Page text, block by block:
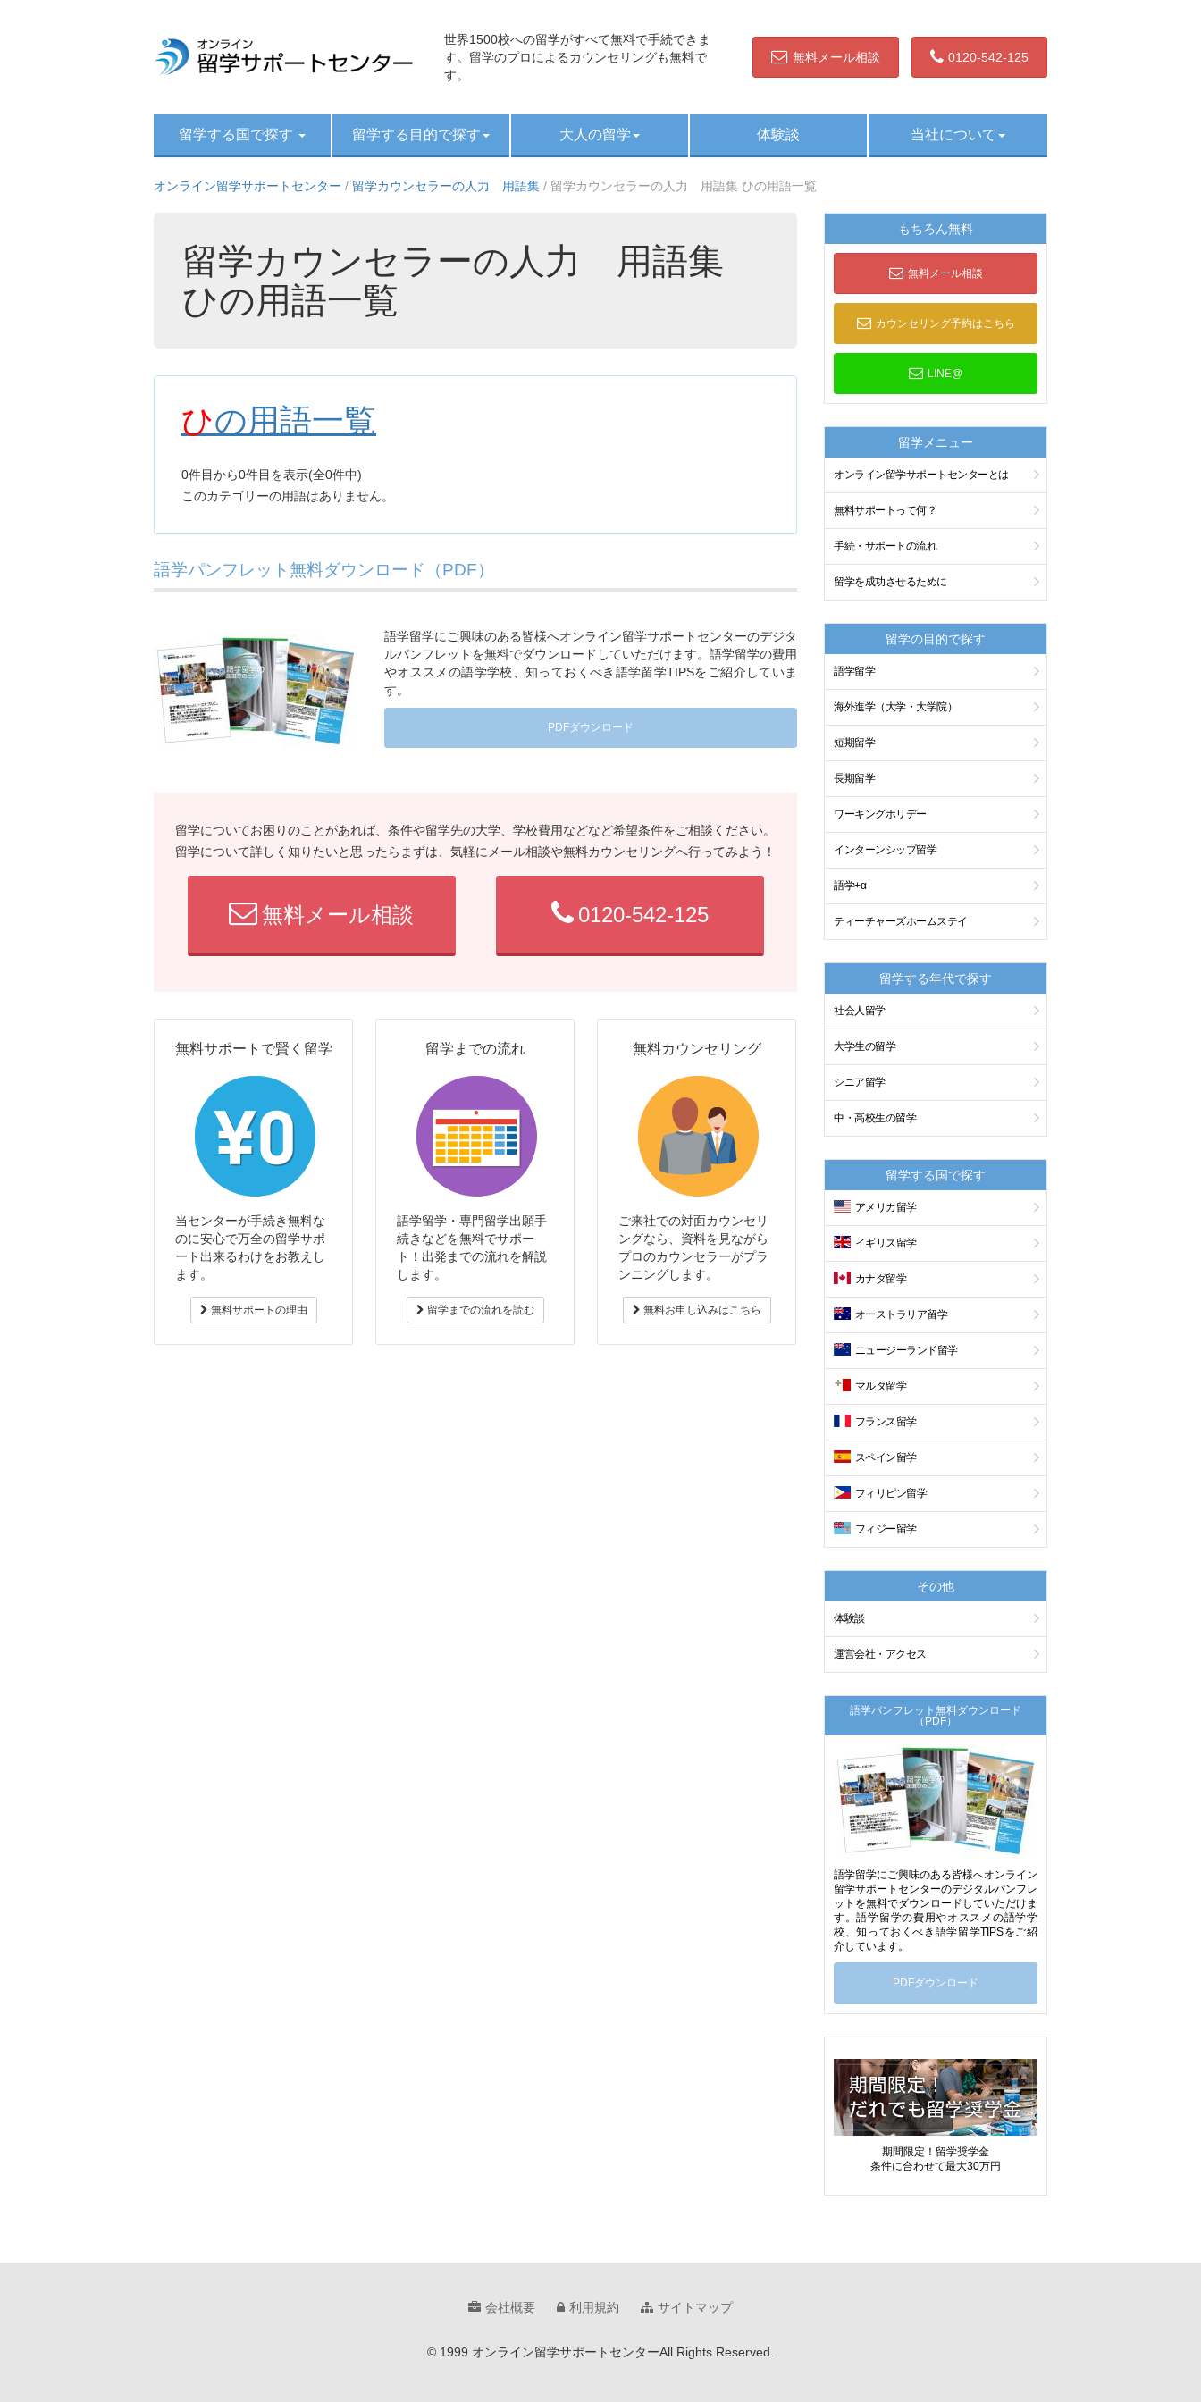
世界1500校への留学がすべて無料で手続できま
す。留学のプロによるカウンセリングも無料で
す。
無料メール相談 0120-542-125
留学する国で探す 留学する目的で探す 大人の留学 体験談 当社について
オンライン留学サポートセンター / 留学カウンセラーの人力 用語集 / 留学カウンセラーの人力 用語集 ひの用語一覧
留学カウンセラーの人力 用語集
ひの用語一覧
ひの用語一覧
0件目から0件目を表示(全0件中)
このカテゴリーの用語はありません。
語学パンフレット無料ダウンロード（PDF）
語学留学にご興味のある皆様へオンライン留学サポートセンターのデジタ
ルパンフレットを無料でダウンロードしていただけます。語学留学の費用
やオススメの語学学校、知っておくべき語学留学TIPSをご紹介していま
す。
PDFダウンロード
留学についてお困りのことがあれば、条件や留学先の大学、学校費用などなど希望条件をご相談ください。
留学について詳しく知りたいと思ったらまずは、気軽にメール相談や無料カウンセリングへ行ってみよう！
無料メール相談 0120-542-125
無料サポートで賢く留学
当センターが手続き無料な
のに安心で万全の留学サポ
ート出来るわけをお教えし
ます。
無料サポートの理由
留学までの流れ
語学留学・専門留学出願手
続きなどを無料でサポー
ト！出発までの流れを解説
します。
留学までの流れを読む
無料カウンセリング
ご来社での対面カウンセリ
ングなら、資料を見ながら
プロのカウンセラーがプラ
ンニングします。
無料お申し込みはこちら
もちろん無料
無料メール相談
カウンセリング予約はこちら
LINE@
留学メニュー
オンライン留学サポートセンターとは
無料サポートって何？
手続・サポートの流れ
留学を成功させるために
留学の目的で探す
語学留学
海外進学（大学・大学院）
短期留学
長期留学
ワーキングホリデー
インターンシップ留学
語学+α
ティーチャーズホームステイ
留学する年代で探す
社会人留学
大学生の留学
シニア留学
中・高校生の留学
留学する国で探す
アメリカ留学
イギリス留学
カナダ留学
オーストラリア留学
ニュージーランド留学
マルタ留学
フランス留学
スペイン留学
フィリピン留学
フィジー留学
その他
体験談
運営会社・アクセス
語学パンフレット無料ダウンロード
（PDF）
語学留学にご興味のある皆様へオンライン
留学サポートセンターのデジタルパンフレ
ットを無料でダウンロードしていただけま
す。語学留学の費用やオススメの語学学
校、知っておくべき語学留学TIPSをご紹
介しています。
PDFダウンロード
期間限定！留学奨学金
条件に合わせて最大30万円
会社概要 利用規約 サイトマップ
© 1999 オンライン留学サポートセンターAll Rights Reserved.